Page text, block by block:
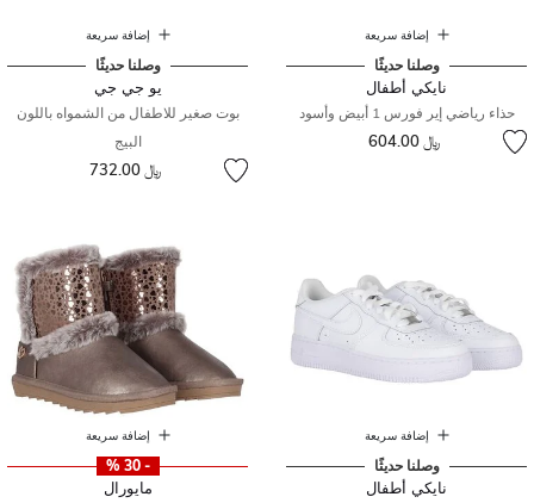
إضافة سريعة
وصلنا حديثًا
نايكي أطفال
حذاء رياضي إير فورس 1 أبيض وأسود
﷼ 604.00
إضافة سريعة
وصلنا حديثًا
يو جي جي
بوت صغير للاطفال من الشمواه باللون
البيج
﷼ 732.00
إضافة سريعة
وصلنا حديثًا
نايكي أطفال
إضافة سريعة
- 30 %
مايورال